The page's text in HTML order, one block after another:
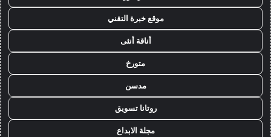
موقع خبرة التقني
أناقة أنثى
متورخ
مدسن
روتانا تسويق
مجلة الابداع